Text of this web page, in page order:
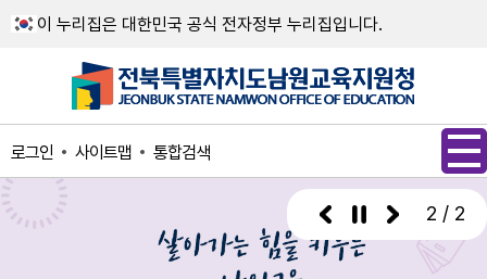
이 누리집은 대한민국 공식 전자정부 누리집입니다.
로그인 사이트맵 통합검색
2 / 2